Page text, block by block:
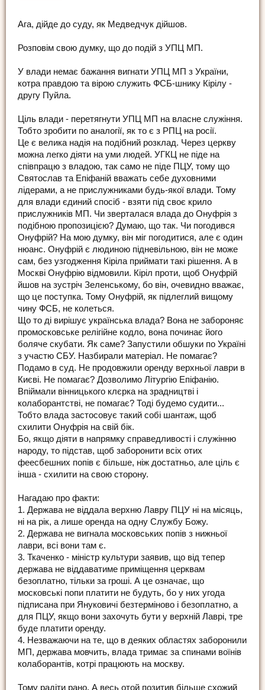
Ага, дійде до суду, як Медведчук дійшов.
Розповім свою думку, що до подій з УПЦ МП.
У влади немає бажання вигнати УПЦ МП з України,
котра правдою та вірою служить ФСБ-шнику Кірілу -
другу Пуйла.
Ціль влади - перетягнути УПЦ МП на власне служіння.
Тобто зробити по аналогії, як то є з РПЦ на росії.
Це є велика надія на подібний розклад. Через церкву
можна легко діяти на уми людей. УГКЦ не піде на
співпрацю з владою, так само не піде ПЦУ, тому що
Святослав та Епіфаній вважать себе духовними
лідерами, а не прислужниками будь-якої влади. Тому
для влади єдиний спосіб - взяти під своє крило
прислужників МП. Чи зверталася влада до Онуфрія з
подібною пропозицією? Думаю, що так. Чи погодився
Онуфрій? На мою думку, він міг погодитися, але є один
нюанс. Онуфрій є людиною підневільною, він не може
сам, без узгодження Кіріла приймати такі рішення. А в
Москві Онуфрію відмовили. Кіріл проти, щоб Онуфрій
йшов на зустріч Зеленському, бо він, очевидно вважає,
що це поступка. Тому Онуфрій, як підлеглий вищому
чину ФСБ, не колеться.
Що то ді вирішує українська влада? Вона не забороняє
промосковське релігійне кодло, вона починає його
боляче скубати. Як саме? Запустили обшуки по Україні
з участю СБУ. Назбирали матеріал. Не помагає?
Подамо в суд. Не продовжили оренду верхньої лаври в
Києві. Не помагає? Дозволимо Літургію Епіфанію.
Впіймали вінницького клєрка на зрадництві і
колаборантстві, не помагає? Тоді будемо судити...
Тобто влада застосовує такий собі шантаж, щоб
схилити Онуфрія на свій бік.
Бо, якщо діяти в напрямку справедливості і служінню
народу, то підстав, щоб заборонити всіх отих
феесбешних попів є більше, ніж достатньо, але ціль є
інша - схилити на свою сторону.
Нагадаю про факти:
1. Держава не віддала верхню Лавру ПЦУ ні на місяць,
ні на рік, а лише оренда на одну Службу Божу.
2. Держава не вигнала московських попів з нижньої
лаври, всі вони там є.
3. Ткаченко - міністр культури заявив, що від тепер
держава не віддаватиме приміщення церквам
безоплатно, тільки за гроші. А це означає, що
московські попи платити не будуть, бо у них угода
підписана при Януковичі безтерміново і безоплатно, а
для ПЦУ, якщо вони захочуть бути у верхній Лаврі, тре
буде платити оренду.
4. Незважаючи на те, що в деяких областях заборонили
МП, держава мовчить, влада тримає за спинами воїнів
колаборантів, котрі працюють на москву.
Тому радіти рано. А весь отой позитив більше схожий